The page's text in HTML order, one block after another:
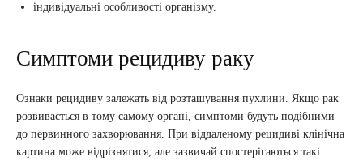
індивідуальні особливості організму.
Симптоми рецидиву раку
Ознаки рецидиву залежать від розташування пухлини. Якщо рак
розвивається в тому самому органі, симптоми будуть подібними
до первинного захворювання. При віддаленому рецидиві клінічна
картина може відрізнятися, але зазвичай спостерігаються такі